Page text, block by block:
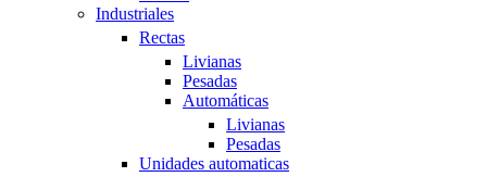
Industriales
Rectas
Livianas
Pesadas
Automáticas
Livianas
Pesadas
Unidades automaticas